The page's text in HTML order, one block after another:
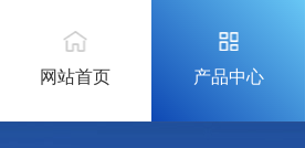
网站首页 产品中心